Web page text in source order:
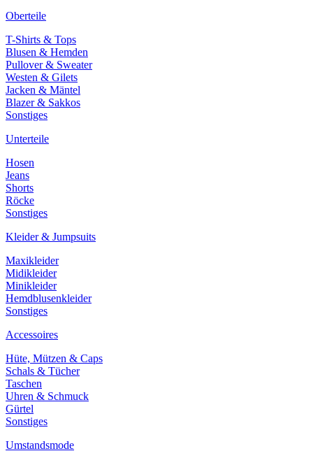
Oberteile
T-Shirts & Tops
Blusen & Hemden
Pullover & Sweater
Westen & Gilets
Jacken & Mäntel
Blazer & Sakkos
Sonstiges
Unterteile
Hosen
Jeans
Shorts
Röcke
Sonstiges
Kleider & Jumpsuits
Maxikleider
Midikleider
Minikleider
Hemdblusenkleider
Sonstiges
Accessoires
Hüte, Mützen & Caps
Schals & Tücher
Taschen
Uhren & Schmuck
Gürtel
Sonstiges
Umstandsmode